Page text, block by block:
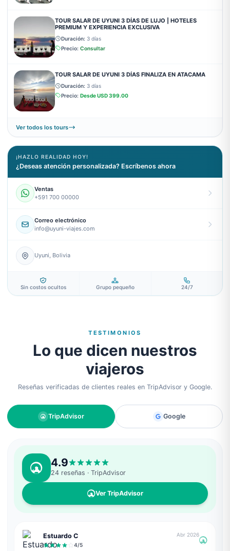
TOUR SALAR DE UYUNI 3 DÍAS DE LUJO | HOTELES
PREMIUM Y EXPERIENCIA EXCLUSIVA
Duración: 3 días
Precio: Consultar
TOUR SALAR DE UYUNI 3 DÍAS FINALIZA EN ATACAMA
Duración: 3 días
Precio: DesdeUSD 399.00
Ver todos los tours
¡HAZLO REALIDAD HOY!
¿Deseas atención personalizada? Escríbenos ahora
Ventas
+591 700 00000
Correo electrónico
info@uyuni-viajes.com
Uyuni, Bolivia
Sin costos ocultos Grupo pequeño 24/7
TESTIMONIOS
Lo que dicen nuestros
viajeros
Reseñas verificadas de clientes reales en TripAdvisor y Google.
TripAdvisor Google
4.9
24 reseñas · TripAdvisor
Ver TripAdvisor
Estuardo C
Abr 2026
4/5